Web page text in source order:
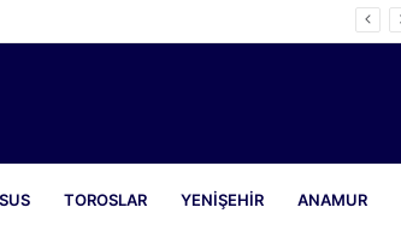
Şahıs Yakalandı
TOROSLAR YENIŞEHIR ANAMUR